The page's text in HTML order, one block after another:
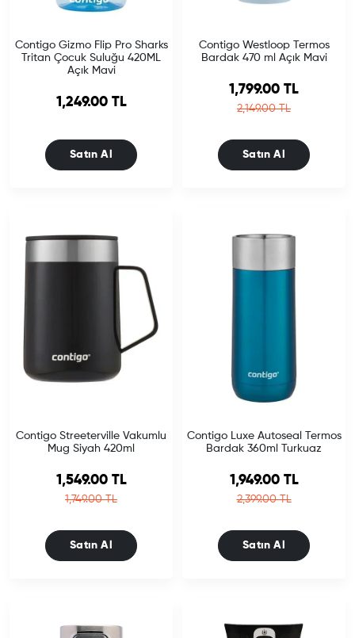
Contigo Gizmo Flip Pro Sharks
Tritan Çocuk Suluğu 420ML
Açık Mavi
1,249.00 TL
Satın Al
Contigo Westloop Termos
Bardak 470 ml Açık Mavi
Sale price
1,799.00 TL
Regular price
2,149.00 TL
Satın Al
Contigo Streeterville Vakumlu
Mug Siyah 420ml
Sale price
1,549.00 TL
Regular price
1,749.00 TL
Satın Al
Contigo Luxe Autoseal Termos
Bardak 360ml Turkuaz
Sale price
1,949.00 TL
Regular price
2,399.00 TL
Satın Al